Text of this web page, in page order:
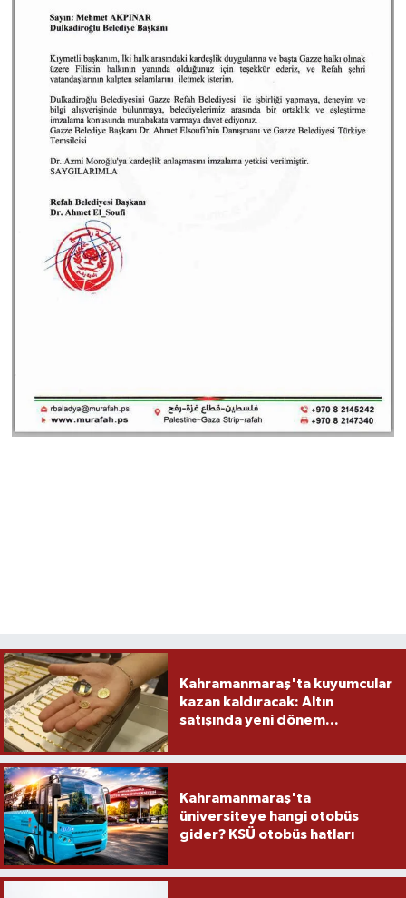
Kahramanmaraş'ta kuyumcular
kazan kaldıracak: Altın
satışında yeni dönem...
Kahramanmaraş'ta
üniversiteye hangi otobüs
gider? KSÜ otobüs hatları